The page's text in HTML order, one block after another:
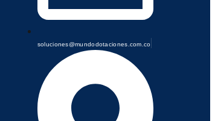
soluciones@mundodotaciones.com.co